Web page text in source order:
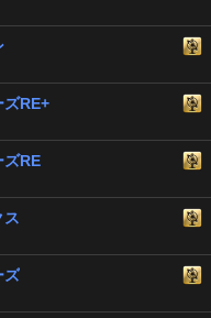
ズRE+
ズRE
ス
ズ